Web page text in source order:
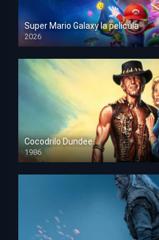
Super Mario Galaxy la película
2026
HD 1080p
Cocodrilo Dundee
1986
HD 1080p